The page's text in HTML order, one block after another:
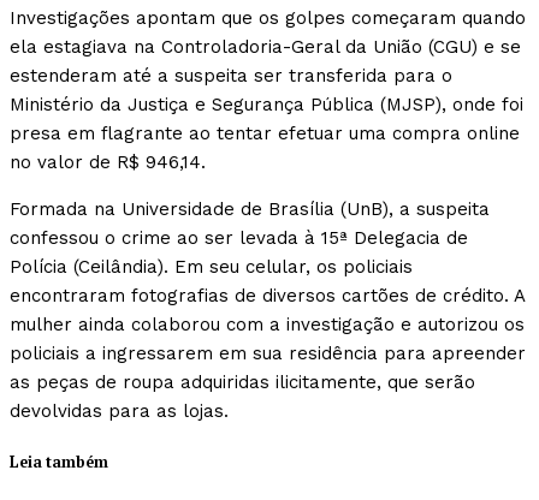
Investigações apontam que os golpes começaram quando
ela estagiava na Controladoria-Geral da União (CGU) e se
estenderam até a suspeita ser transferida para o
Ministério da Justiça e Segurança Pública (MJSP), onde foi
presa em flagrante ao tentar efetuar uma compra online
no valor de R$ 946,14.
Formada na Universidade de Brasília (UnB), a suspeita
confessou o crime ao ser levada à 15ª Delegacia de
Polícia (Ceilândia). Em seu celular, os policiais
encontraram fotografias de diversos cartões de crédito. A
mulher ainda colaborou com a investigação e autorizou os
policiais a ingressarem em sua residência para apreender
as peças de roupa adquiridas ilicitamente, que serão
devolvidas para as lojas.
Leia também